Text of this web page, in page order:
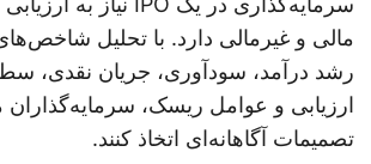
مالی و غیرمالی دارد. با تحلیل
رشد درآمد، سودآوری، جریان نقدی،
ارزیابی و عوامل ریسک، سرمایه‌گذاران
تصمیمات آگاهانه‌ای اتخاذ کنند.